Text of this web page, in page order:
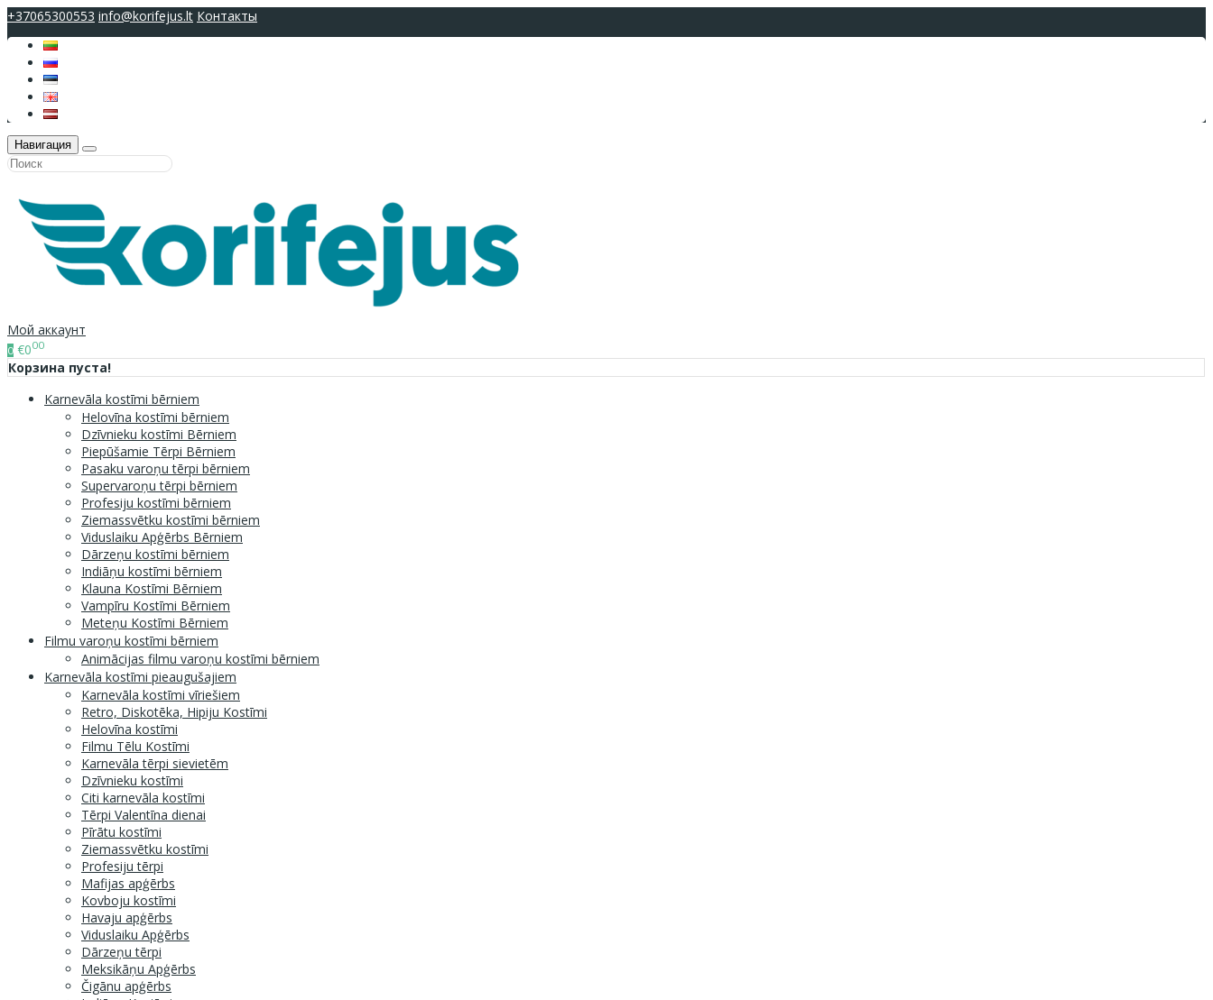
+37065300553 info@korifejus.lt Контакты
Навигация
Мой аккаунт
0 €000
Корзина пуста!
Karnevāla kostīmi bērniem
Helovīna kostīmi bērniem
Dzīvnieku kostīmi Bērniem
Piepūšamie Tērpi Bērniem
Pasaku varoņu tērpi bērniem
Supervaroņu tērpi bērniem
Profesiju kostīmi bērniem
Ziemassvētku kostīmi bērniem
Viduslaiku Apģērbs Bērniem
Dārzeņu kostīmi bērniem
Indiāņu kostīmi bērniem
Klauna Kostīmi Bērniem
Vampīru Kostīmi Bērniem
Meteņu Kostīmi Bērniem
Filmu varoņu kostīmi bērniem
Animācijas filmu varoņu kostīmi bērniem
Karnevāla kostīmi pieaugušajiem
Karnevāla kostīmi vīriešiem
Retro, Diskotēka, Hipiju Kostīmi
Helovīna kostīmi
Filmu Tēlu Kostīmi
Karnevāla tērpi sievietēm
Dzīvnieku kostīmi
Citi karnevāla kostīmi
Tērpi Valentīna dienai
Pīrātu kostīmi
Ziemassvētku kostīmi
Profesiju tērpi
Mafijas apģērbs
Kovboju kostīmi
Havaju apģērbs
Viduslaiku Apģērbs
Dārzeņu tērpi
Meksikāņu Apģērbs
Čigānu apģērbs